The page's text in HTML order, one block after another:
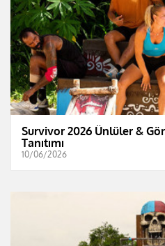
Survivor 2026 Ünlüler &
Tanıtımı
10/06/2026